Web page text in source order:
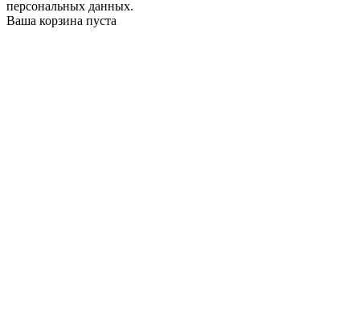
персональных данных.
Ваша корзина пуста